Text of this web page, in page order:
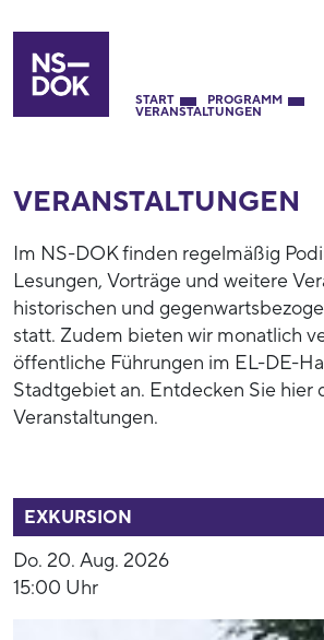
START PROGRAMM
VERANSTALTUNGEN
VERANSTALTUNGEN
Im NS-DOK finden regelmäßig
Lesungen, Vorträge und weitere
historischen und
statt. Zudem bieten wir monatlich
öffentliche Führungen im EL-DE-
Stadtgebiet an. Entdecken Sie hier
Veranstaltungen.
EXKURSION
Do. 20. Aug. 2026
15:00 Uhr